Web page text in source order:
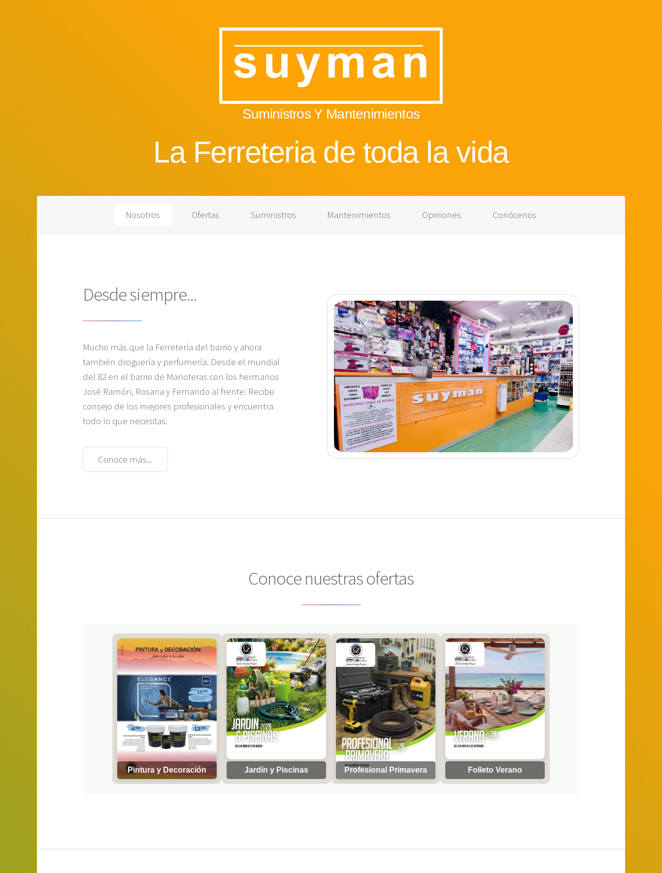
Suministros Y Mantenimientos
La Ferreteria de toda la vida
Nosotros Ofertas Suministros Mantenimientos Opiniones Conócenos
Desde siempre...
Mucho más que la Ferretería del barrio y ahora
también droguería y perfumería. Desde el mundial
del 82 en el barrio de Manoteras con los hermanos
José Ramón, Rosana y Fernando al frente. Recibe
consejo de los mejores profesionales y encuentra
todo lo que necesitas.
Conoce más...
Conoce nuestras ofertas
Pintura y Decoración Jardín y Piscinas Profesional Primavera Folleto Verano